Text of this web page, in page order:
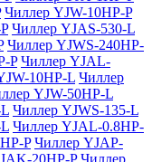
Чиллер YJW-10HP-P
Чиллер YJAS-530-L
Чиллер YJWS-240HP-
P Чиллер YJAL-
10HP-L Чиллер
YJW-50HP-L
Чиллер YJWS-135-L
Чиллер YJAL-0.8HP-
P Чиллер YJAP-
20HP-P Чиллер